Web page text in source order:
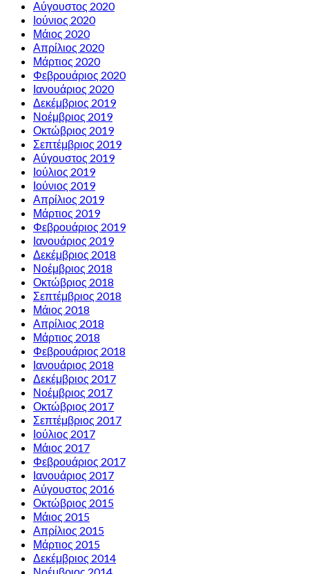
Αύγουστος 2020
Ιούνιος 2020
Μάιος 2020
Απρίλιος 2020
Μάρτιος 2020
Φεβρουάριος 2020
Ιανουάριος 2020
Δεκέμβριος 2019
Νοέμβριος 2019
Οκτώβριος 2019
Σεπτέμβριος 2019
Αύγουστος 2019
Ιούλιος 2019
Ιούνιος 2019
Απρίλιος 2019
Μάρτιος 2019
Φεβρουάριος 2019
Ιανουάριος 2019
Δεκέμβριος 2018
Νοέμβριος 2018
Οκτώβριος 2018
Σεπτέμβριος 2018
Μάιος 2018
Απρίλιος 2018
Μάρτιος 2018
Φεβρουάριος 2018
Ιανουάριος 2018
Δεκέμβριος 2017
Νοέμβριος 2017
Οκτώβριος 2017
Σεπτέμβριος 2017
Ιούλιος 2017
Μάιος 2017
Φεβρουάριος 2017
Ιανουάριος 2017
Αύγουστος 2016
Οκτώβριος 2015
Μάιος 2015
Απρίλιος 2015
Μάρτιος 2015
Δεκέμβριος 2014